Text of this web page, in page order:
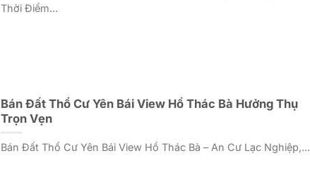
Thời Điểm...
Bán Đất Thổ Cư Yên Bái View Hồ Thác Bà Hưởng Thụ
Trọn Vẹn
Bán Đất Thổ Cư Yên Bái View Hồ Thác Bà – An Cư Lạc Nghiệp,...